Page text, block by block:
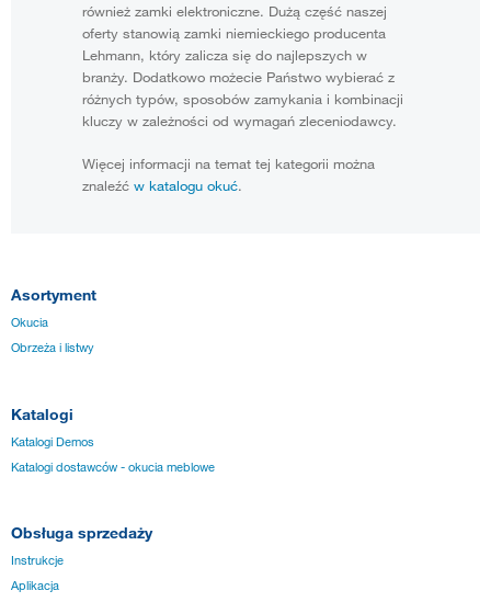
również zamki elektroniczne. Dużą część naszej
oferty stanowią zamki niemieckiego producenta
Lehmann, który zalicza się do najlepszych w
branży. Dodatkowo możecie Państwo wybierać z
różnych typów, sposobów zamykania i kombinacji
kluczy w zależności od wymagań zleceniodawcy.
Więcej informacji na temat tej kategorii można
znaleźć w katalogu okuć.
Asortyment
Okucia
Obrzeża i listwy
Katalogi
Katalogi Demos
Katalogi dostawców - okucia meblowe
Obsługa sprzedaży
Instrukcje
Aplikacja